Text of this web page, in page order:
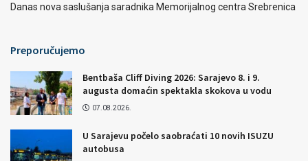
Danas nova saslušanja saradnika Memorijalnog centra Srebrenica
Preporučujemo
Bentbaša Cliff Diving 2026: Sarajevo 8. i 9.
augusta domaćin spektakla skokova u vodu
07.08.2026.
U Sarajevu počelo saobraćati 10 novih ISUZU
autobusa